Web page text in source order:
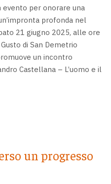
evento per onorare una
profonda nel
21 giugno 2025, alle ore
di San Demetrio
un incontro
Castellana – L’uomo e il
un progresso